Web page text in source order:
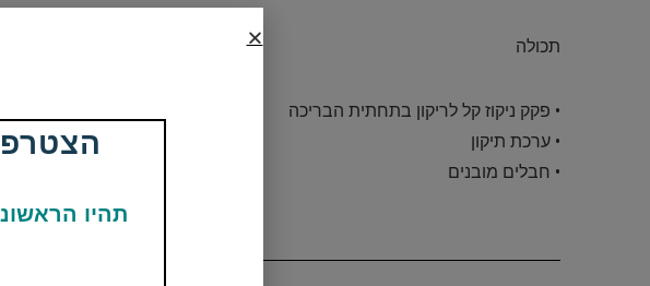
תכולה
• פקק ניקוז קל לריקון בתחתית הבריכה
• ערכת תיקון
• חבלים מובנים
תהיו